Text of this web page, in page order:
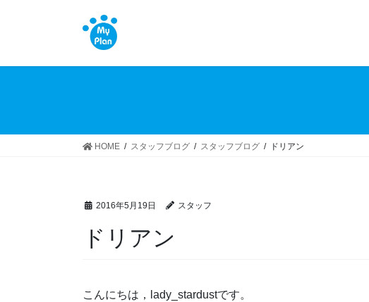
HOME スタッフブログ スタッフブログ ドリアン
2016年5月19日 スタッフ
ドリアン
こんにちは，lady_stardustです。